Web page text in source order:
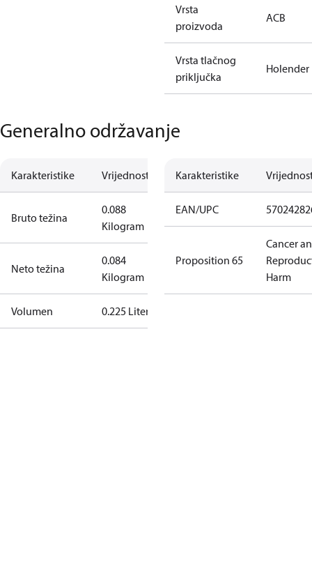
Vrsta
proizvoda
ACB
Vrsta tlačnog
priključka
Holender
Generalno održavanje
Karakteristike Vrijednost
Bruto težina
0.088
Kilogram
Neto težina
0.084
Kilogram
Volumen 0.225 Liter
Karakteristike
EAN/UPC
Proposition 65
Cancer
Harm